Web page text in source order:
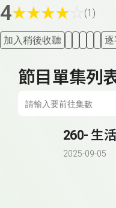
4★★★★ (1)
加入稍後收聽 逐
節目單集列
260- 生
2025-09-05